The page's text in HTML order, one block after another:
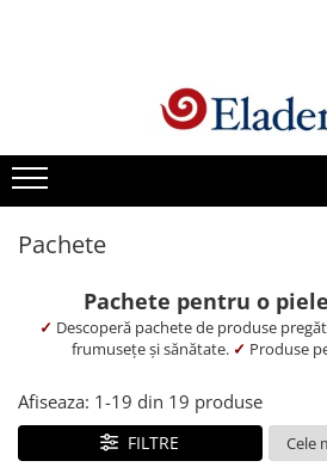
Vezi toate produsele
Creme cu protectie solara
Produse Antirid
Produse Hidratante
Antirozacee
Produse Anti sebum
Creme contur ochi
Pachete
Pachete pentru o
✓ Descoperă pachete de produse
frumusețe și sănătate. ✓ Produse
Afiseaza: 1-19 din 19 produse
FILTRE